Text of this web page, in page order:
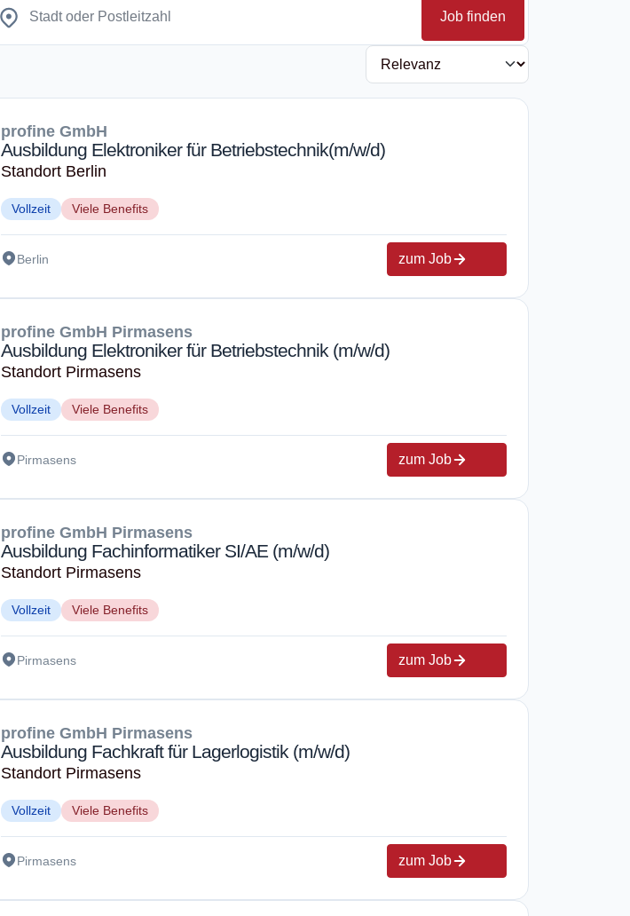
Job finden
profine GmbH
Ausbildung Elektroniker für Betriebstechnik(m/w/d)
Standort Berlin
Vollzeit Viele Benefits
Berlin zum Job
profine GmbH Pirmasens
Ausbildung Elektroniker für Betriebstechnik (m/w/d)
Standort Pirmasens
Vollzeit Viele Benefits
Pirmasens zum Job
profine GmbH Pirmasens
Ausbildung Fachinformatiker SI/AE (m/w/d)
Standort Pirmasens
Vollzeit Viele Benefits
Pirmasens zum Job
profine GmbH Pirmasens
Ausbildung Fachkraft für Lagerlogistik (m/w/d)
Standort Pirmasens
Vollzeit Viele Benefits
Pirmasens zum Job